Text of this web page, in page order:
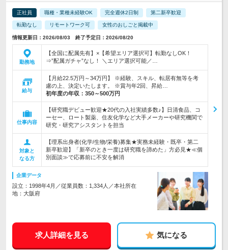
正社員 職種・業種未経験OK 完全週休2日制 第二新卒歓迎
転勤なし リモートワーク可 女性のおしごと掲載中
情報更新日：2026/08/03 終了予定日：2026/08/20
勤務地
【全国に配属先有】×【希望エリア選択可】転勤なしOK！
⇒”配属ガチャ”なし！ ＼エリア選択可能／…
給与
【月給22.5万円～34万円】 ※経験、スキル、転居有無等を考
慮の上、決定いたします。 ※賞与年2回、昇給…
初年度の年収： 350～500万円
仕事内容
【研究職デビュー歓迎★20代の入社実績多数♪】日清食品、コ
ーセー、ロート製薬、住友化学など大手メーカーや研究機関で
研究・研究アシスタントを担当
対象と
なる方
【理系出身者(化学/生物/栄養)募集★実務未経験・既卒・第二
新卒歓迎】「新卒のとき一度は研究職を諦めた」方必見★≪個
別面談≫で応募前に不安を解消
企業データ
設立：1998年4月／従業員数：1,334人／本社所在
地：大阪府
求人詳細を見る 気になる